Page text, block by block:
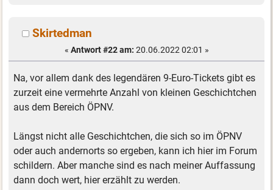
Skirtedman
« Antwort #22 am: 20.06.2022 02:01 »
Na, vor allem dank des legendären 9-Euro-Tickets gibt es
zurzeit eine vermehrte Anzahl von kleinen Geschichtchen
aus dem Bereich ÖPNV.
Längst nicht alle Geschichtchen, die sich so im ÖPNV
oder auch andernorts so ergeben, kann ich hier im Forum
schildern. Aber manche sind es nach meiner Auffassung
dann doch wert, hier erzählt zu werden.